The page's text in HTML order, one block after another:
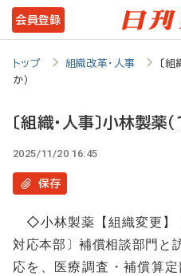
メ
イ
ツ
移
動
会員登録
トップ 組織改革・人事
〔
か）
〔組織・人事〕小林製薬
2025/11/20 16:45
保存
◇小林製薬【組織変更】
対応本部〕補償相談部門と
応を、医療調査・補償算